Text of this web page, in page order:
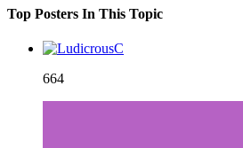
Top Posters In This Topic
664